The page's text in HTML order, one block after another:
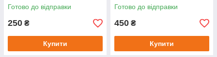
Готово до відправки
250 ₴
Купити
Готово до відправки
450 ₴
Купити